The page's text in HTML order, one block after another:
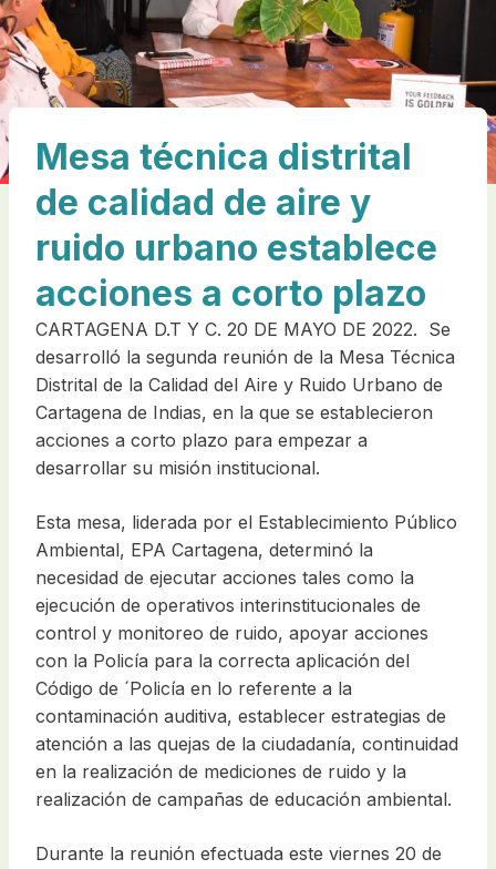
Mesa técnica distrital
de calidad de aire y
ruido urbano establece
acciones a corto plazo
CARTAGENA D.T Y C. 20 DE MAYO DE 2022. Se
desarrolló la segunda reunión de la Mesa Técnica
Distrital de la Calidad del Aire y Ruido Urbano de
Cartagena de Indias, en la que se establecieron
acciones a corto plazo para empezar a
desarrollar su misión institucional.
Esta mesa, liderada por el Establecimiento Público
Ambiental, EPA Cartagena, determinó la
necesidad de ejecutar acciones tales como la
ejecución de operativos interinstitucionales de
control y monitoreo de ruido, apoyar acciones
con la Policía para la correcta aplicación del
Código de ´Policía en lo referente a la
contaminación auditiva, establecer estrategias de
atención a las quejas de la ciudadanía, continuidad
en la realización de mediciones de ruido y la
realización de campañas de educación ambiental.
Durante la reunión efectuada este viernes 20 de